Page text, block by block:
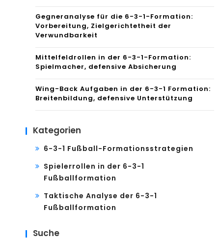
Gegneranalyse für die 6-3-1-Formation:
Vorbereitung, Zielgerichtetheit der
Verwundbarkeit
Mittelfeldrollen in der 6-3-1-Formation:
Spielmacher, defensive Absicherung
Wing-Back Aufgaben in der 6-3-1 Formation:
Breitenbildung, defensive Unterstützung
Kategorien
6-3-1 Fußball-Formationsstrategien
Spielerrollen in der 6-3-1
Fußballformation
Taktische Analyse der 6-3-1
Fußballformation
Suche